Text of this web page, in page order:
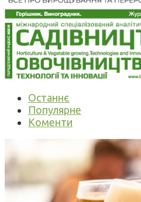
Останнє
Популярне
Коменти